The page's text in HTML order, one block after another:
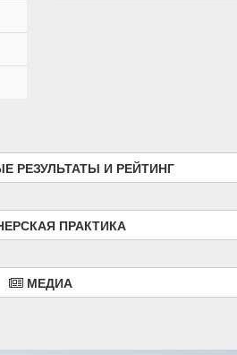
РЕЗУЛЬТАТЫ И РЕЙТИНГ
ПРАКТИКА
МЕДИА